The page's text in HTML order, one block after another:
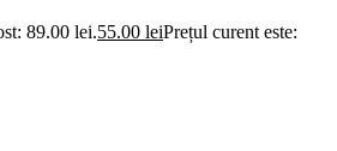
89.00 lei.55.00 leiPrețul curent este: